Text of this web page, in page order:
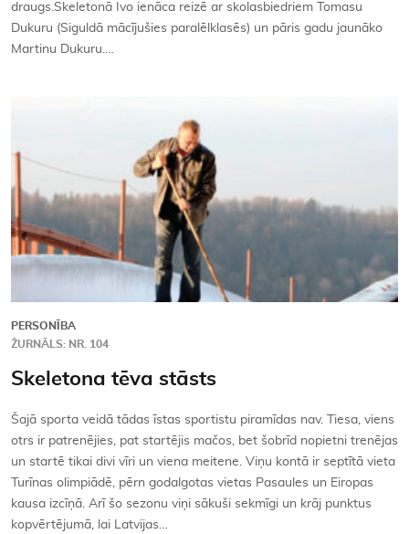
draugs.Skeletonā Ivo ienāca reizē ar skolasbiedriem Tomasu
Dukuru (Siguldā mācījušies paralēlklasēs) un pāris gadu jaunāko
Martinu Dukuru.…
PERSONĪBA
ŽURNĀLS: NR. 104
Skeletona tēva stāsts
Šajā sporta veidā tādas īstas sportistu piramīdas nav. Tiesa, viens
otrs ir patrenējies, pat startējis mačos, bet šobrīd nopietni trenējas
un startē tikai divi vīri un viena meitene. Viņu kontā ir septītā vieta
Turīnas olimpiādē, pērn godalgotas vietas Pasaules un Eiropas
kausa izcīņā. Arī šo sezonu viņi sākuši sekmīgi un krāj punktus
kopvērtējumā, lai Latvijas…